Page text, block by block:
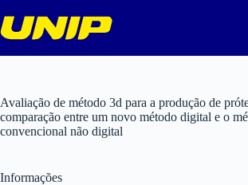
para
o
Avaliação de método 3d para a produção de
comparação entre um novo método digital e o
convencional não digital
Informações